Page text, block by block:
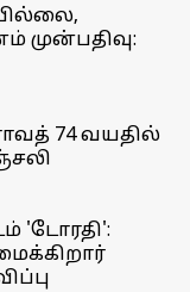
முன்பதிவு:
74 வயதில்
'டோரதி':